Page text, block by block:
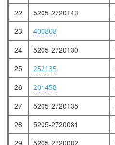
22
5205-2720143
23
400808
24
5205-2720130
25
252135
26
201458
27
5205-2720135
28
5205-2720081
29
5205-2720082